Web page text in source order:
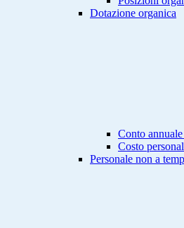
Dotazione organica
Conto
Costo
Personale non a